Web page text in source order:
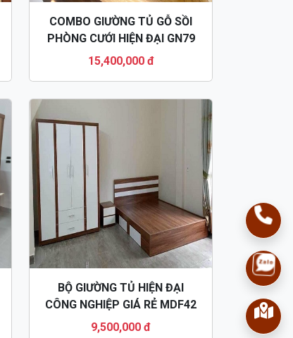
COMBO GIƯỜNG TỦ GỖ SỒI
PHÒNG CƯỚI HIỆN ĐẠI GN79
15,400,000 đ
BỘ GIƯỜNG TỦ HIỆN ĐẠI
CÔNG NGHIỆP GIÁ RẺ MDF42
9,500,000 đ